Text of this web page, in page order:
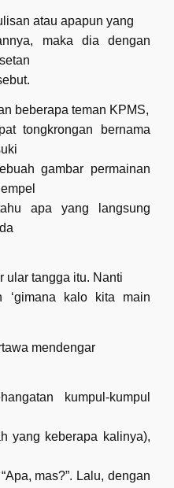
atau apapun yang
maka dia dengan
beberapa teman KPMS,
tongkrongan bernama
gambar permainan
apa yang langsung
ular tangga itu. Nanti
‘gimana kalo kita main
mendengar
kumpul-kumpul
yang keberapa kalinya),
mas?”. Lalu, dengan